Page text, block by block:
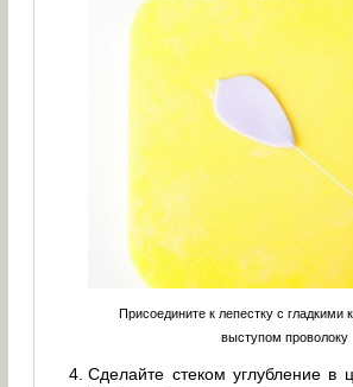
Присоедините к лепестку с гладкими
выступом проволоку
Сделайте стеком углубление в